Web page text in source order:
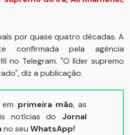
por quase quatro décadas. A
confirmada pela agência
no Telegram. "O líder supremo
diz a publicação.
em primeira mão, as
notícias do Jornal
no seu WhatsApp!